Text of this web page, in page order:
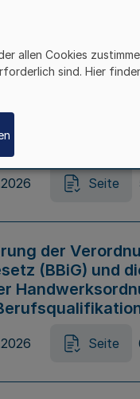
– LADG
Seite
Casinospiel
Seite
der
(BBiG) und
Seite
allen Cookies
sind. Hier